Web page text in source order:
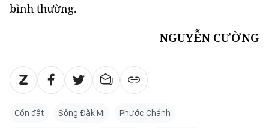
bình thường.
NGUYỄN CƯỜNG
Cồn đất Sông Đăk Mi Phước Chánh